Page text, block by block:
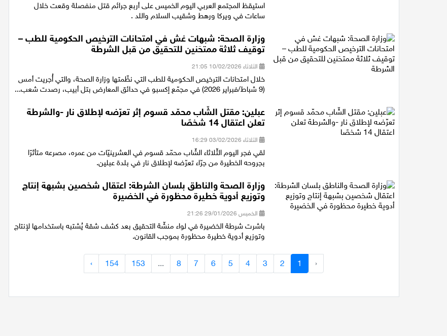
استيقظ المجتمع العربي اليوم الخميس على أربع جرائم قتل منفصلة وقعت خلال
ساعات في ويركا ورهط وشقيب السلام واللد .
وزارة الصحة: شبهات غش في امتحانات الترخيص الحكومية للطب –
توقيف ثلاثة ممتحَنين للتحقيق من قبل الشرطة
الثلاثاء 10/02/2026 21:05
خلال امتحانات الترخيص الحكومية للطب التي نظّمتها وزارة الصحة، والتي أُجريت أمس
(9 شباط/فبراير 2026) في مجمّع إكسبو في حدائق المعارض بتل أبيب، رصدت شعب...
عبلين: مقتل الشّاب محمّد قسوم إثر تعرّضه لإطلاق نار -والشرطة
تعلن اعتقال 14 شخصًا
الثلاثاء 03/02/2026 16:29
لقي فجر اليوم الثّلاثاء الشّاب محمّد قسوم في العشرينيّات من عمره، مصرعه متأثرًا
بجروحه الخطيرة من جرّاء تعرّضه لإطلاق نار في بلدة عبلين.
وزارة الصحة والناطق بلسان الشرطة: اعتقال شخصين بشبهة إنتاج
وتوزيع أدوية خطيرة محظورة في الخضيرة
الخميس 29/01/2026 21:26
باشرت شرطة الخضيرة في لواء منشّة التحقيق بعد كشف شقة يُشتبه باستخدامها لإنتاج
وتوزيع أدوية خطيرة محظورة بموجب القانون.
‹
1
2
3
4
5
6
7
8
...
153
154
›